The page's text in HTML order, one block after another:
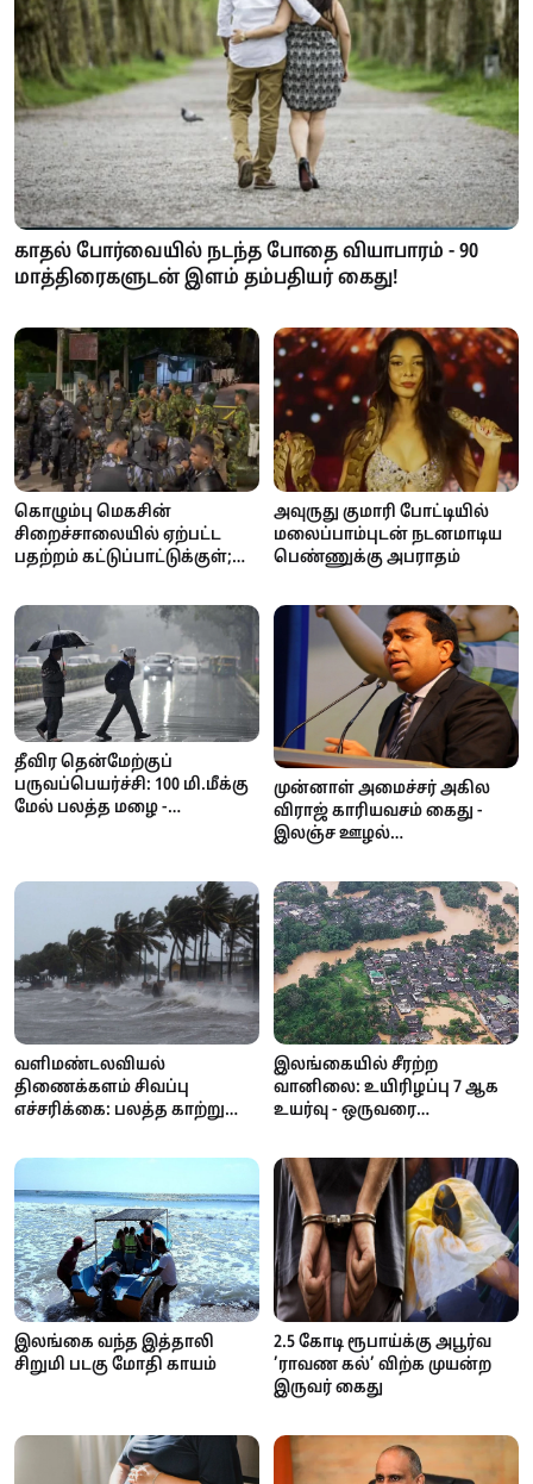
காதல் போர்வையில் நடந்த போதை வியாபாரம் - 90
மாத்திரைகளுடன் இளம் தம்பதியர் கைது!
கொழும்பு மெகசின்
சிறைச்சாலையில் ஏற்பட்ட
பதற்றம் கட்டுப்பாட்டுக்குள்;
களமிறக்கம்
அவுருது குமாரி போட்டியில்
மலைப்பாம்புடன் நடனமாடிய
பெண்ணுக்கு அபராதம்
தீவிர தென்மேற்குப்
பருவப்பெயர்ச்சி: 100 மி.மீக்கு
மேல் பலத்த மழை -
முன்னாள் அமைச்சர் அகில
விராஜ் காரியவசம் கைது -
இலஞ்ச ஊழல்
வாக்குமூலம் அளிக்க
வந்தபோது அதிரடி!
வளிமண்டலவியல்
திணைக்களம் சிவப்பு
எச்சரிக்கை: பலத்த காற்று
- மீனவர்களுக்கு முக்கிய
இலங்கையில் சீரற்ற
வானிலை: உயிரிழப்பு 7 ஆக
உயர்வு - ஒருவரை
நுவரெலியா
பாடசாலைகளுக்கு விடுமுறை
இலங்கை வந்த இத்தாலி
சிறுமி படகு மோதி காயம்
2.5 கோடி ரூபாய்க்கு அபூர்வ
’ராவண கல்’ விற்க முயன்ற
இருவர் கைது